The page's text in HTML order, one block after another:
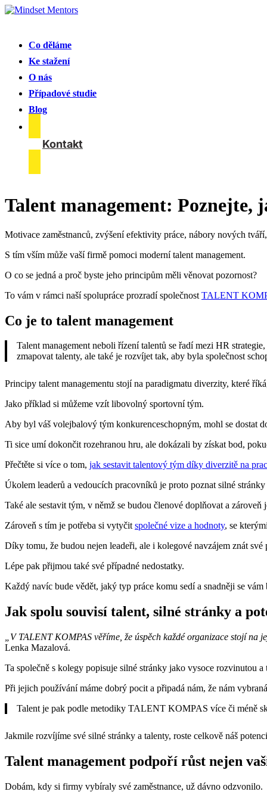
Co děláme
Ke stažení
O nás
Případové studie
Blog
Kontakt
Talent management: Poznejte,
Motivace zaměstnanců, zvýšení efektivity práce, nábory nových
S tím vším může vaší firmě pomoci moderní talent management.
O co se jedná a proč byste jeho principům měli věnovat pozornost?
To vám v rámci naší spolupráce prozradí společnost TALENT
Co je to talent management
Talent management neboli řízení talentů se řadí mezi HR
zmapovat talenty, ale také je rozvíjet tak, aby byla společnost
Principy talent managementu stojí na paradigmatu diverzity, které
Jako příklad si můžeme vzít libovolný sportovní tým.
Aby byl váš volejbalový tým konkurenceschopným, mohl se dostat
Ti sice umí dokončit rozehranou hru, ale dokázali by získat bod,
Přečtěte si více o tom, jak sestavit talentový tým díky diverzitě na
Úkolem leaderů a vedoucích pracovníků je proto poznat silné
Také ale sestavit tým, v němž se budou členové doplňovat a
Zároveň s tím je potřeba si vytyčitspolečné vize a hodnoty, se
Díky tomu, že budou nejen leadeři, ale i kolegové navzájem znát
Lépe pak přijmou také své případné nedostatky.
Každý navíc bude vědět, jaký typ práce komu sedí a snadněji se
Jak spolu souvisí talent, silné stránky a
„V TALENT KOMPAS věříme, že úspěch každé organizace stojí
Lenka Mazalová.
Ta společně s kolegy popisuje silné stránky jako vysoce rozvinutou
Při jejich používání máme dobrý pocit a připadá nám, že nám
Talent je pak podle metodiky TALENT KOMPAS více či méně
Jakmile rozvíjíme své silné stránky a talenty, roste celkově náš
Talent management podpoří růst nejen
Dobám, kdy si firmy vybíraly své zaměstnance, už dávno odzvonilo.